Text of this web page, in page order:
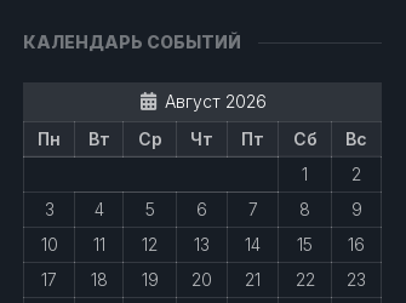
КАЛЕНДАРЬ СОБЫТИЙ
Август 2026
Пн
Вт Ср Чт Пт Сб
Вс
1
2
3
4 5 6 7 8
9
10
11 12 13 14 15
16
17
18 19 20 21 22
23